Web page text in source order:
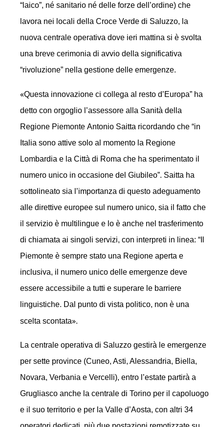
“laico”, né sanitario né delle forze dell’ordine) che
lavora nei locali della Croce Verde di Saluzzo, la
nuova centrale operativa dove ieri mattina si è svolta
una breve cerimonia di avvio della significativa
“rivoluzione” nella gestione delle emergenze.
«Questa innovazione ci collega al resto d’Europa” ha
detto con orgoglio l’assessore alla Sanità della
Regione Piemonte Antonio Saitta ricordando che “in
Italia sono attive solo al momento la Regione
Lombardia e la Città di Roma che ha sperimentato il
numero unico in occasione del Giubileo”. Saitta ha
sottolineato sia l’importanza di questo adeguamento
alle direttive europee sul numero unico, sia il fatto che
il servizio è multilingue e lo è anche nel trasferimento
di chiamata ai singoli servizi, con interpreti in linea: “Il
Piemonte è sempre stato una Regione aperta e
inclusiva, il numero unico delle emergenze deve
essere accessibile a tutti e superare le barriere
linguistiche. Dal punto di vista politico, non è una
scelta scontata».
La centrale operativa di Saluzzogestirà le emergenze
per sette province (Cuneo, Asti, Alessandria, Biella,
Novara, Verbania e Vercelli), entro l’estate partirà a
Grugliasco anche la centrale di Torino per il capoluogo
e il suo territorio e per la Valle d’Aosta, con altri 34